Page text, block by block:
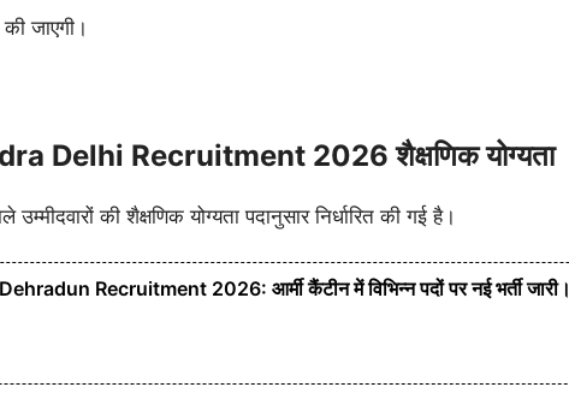
जाएगी।
Delhi Recruitment 2026 शैक्षणिक योग्यता
की शैक्षणिक योग्यता पदानुसार निर्धारित की गई है।
Recruitment 2026: आर्मी कैंटीन में विभिन्न पदों पर नई भर्ती जारी।